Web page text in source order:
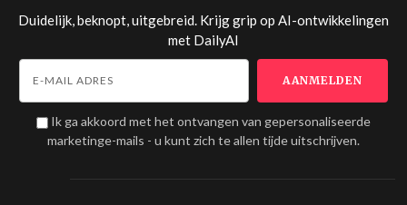
Duidelijk, beknopt, uitgebreid. Krijg grip op AI-ontwikkelingen
met DailyAI
Ik ga akkoord met het ontvangen van gepersonaliseerde
marketinge-mails - u kunt zich te allen tijde uitschrijven.